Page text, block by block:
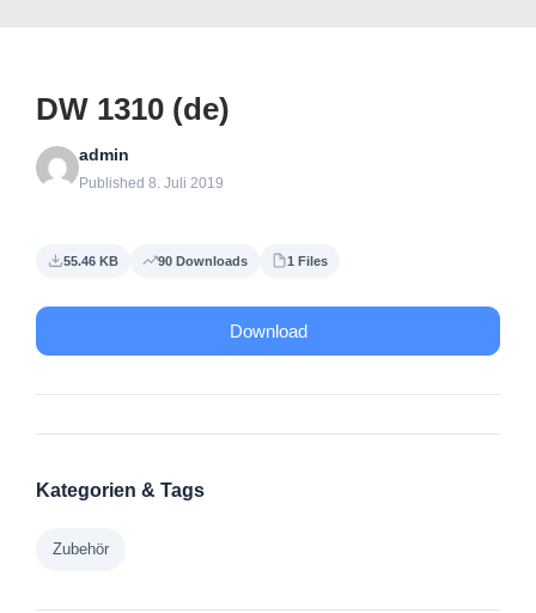
DW 1310 (de)
admin
Published 8. Juli 2019
55.46 KB 90 Downloads 1 Files
Download
Kategorien & Tags
Zubehör